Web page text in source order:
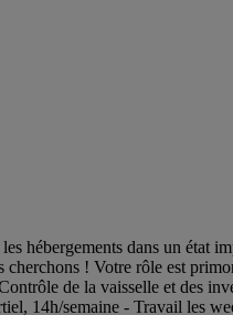
hébergements dans un état
! Votre rôle est
de la vaisselle et des
14h/semaine - Travail les